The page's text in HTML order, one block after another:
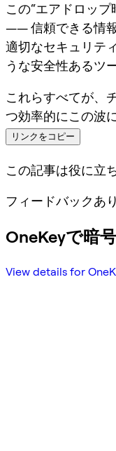
この“エアドロッ
—— 信頼できる情
適切なセキュリテ
うな安全性あるツ
これらすべてが、
つ効率的にこの波
リンクをコピー
この記事は役に立
フィードバックあ
OneKeyで暗
View details for